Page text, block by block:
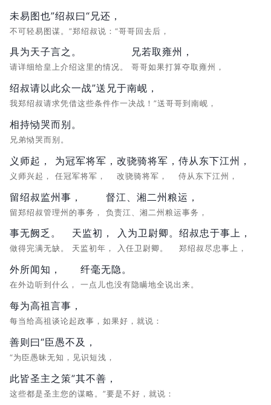
未易图也”绍叔曰“兄还，
不可轻易图谋。”郑绍叔说：“哥哥回去后，
具为天子言之。
请详细给皇上介绍这里的情况。
兄若取雍州，
哥哥如果打算夺取雍州，
绍叔请以此众一战”送兄于南岘，
我郑绍叔请求凭借这些条件作一决战！”送哥哥到南岘，
相持恸哭而别。
兄弟恸哭而别。
义师起，
义师兴起，
为冠军将军，
任冠军将军，
改骁骑将军，
改骁骑将军，
侍从东下江州，
侍从东下江州，
留绍叔监州事，
留郑绍叔管理州的事务，
督江、湘二州粮运，
负责江、湘二州粮运事务，
事无阙乏。
做得完满无缺。
天监初，
天监初年，
入为卫尉卿。
入任卫尉卿。
绍叔忠于事上，
郑绍叔尽忠事上，
外所闻知，
在外边听到什么，
纤毫无隐。
一点儿也没有隐瞒地全说出来。
每为高祖言事，
每当给高祖谈论起政事，如果好，就说：
善则曰“臣愚不及，
“为臣愚昧无知，见识短浅，
此皆圣主之策”其不善，
这些都是圣主您的谋略。”要是不好，就说：